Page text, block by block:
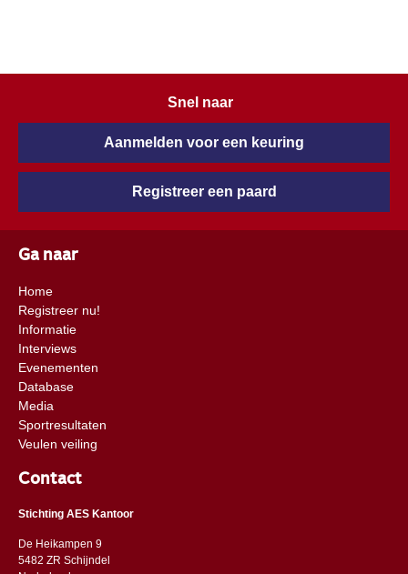
Snel naar
Aanmelden voor een keuring
Registreer een paard
Ga naar
Home
Registreer nu!
Informatie
Interviews
Evenementen
Database
Media
Sportresultaten
Veulen veiling
Contact
Stichting AES Kantoor
De Heikampen 9
5482 ZR Schijndel